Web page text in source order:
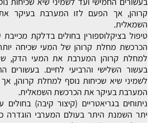
קרוהן, אך הפעם לזו המערבת בעיקר
השמאלית.
טיפול בציקלוספורין בחולים בדלקת
הכרכשת מחלת קרוהן של המעי שכיחה
למחלת קרוהן המערבת את המעי הדק,
בעשור השלישי והרביעי לחיים. בעשורים
לשמיני שיא שכיחות נוסף למחלת קרוהן,
המערבת בעיקר את הכרכשת השמאלית.
ניתוחים בגריאטריים (קיצור קיבה)
יתר השמנת היתר בעולם המערבי הוגדרה